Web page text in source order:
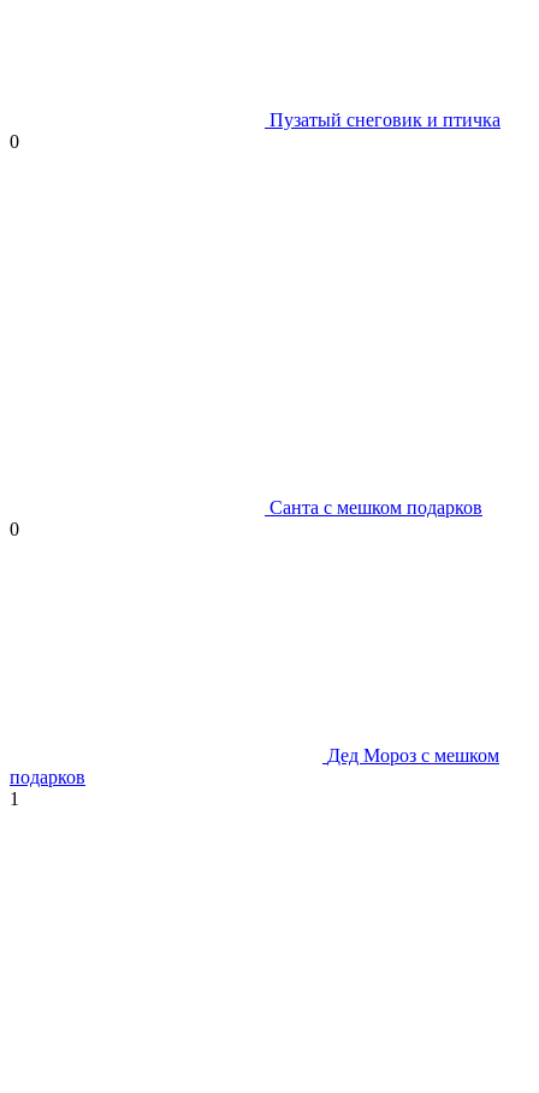
Пузатый снеговик и птичка
0
Санта с мешком подарков
0
Дед Мороз с мешком
подарков
1